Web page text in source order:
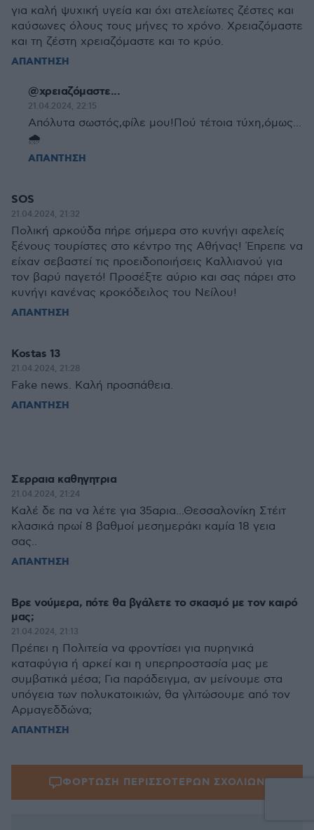
για καλή ψυχική υγεία και όχι ατελείωτες ζέστες και
καύσωνες όλους τους μήνες το χρόνο. Χρειαζόμαστε
και τη ζέστη χρειαζόμαστε και το κρύο.
ΑΠΑΝΤΗΣΗ
@χρειαζόμαστε...
21.04.2024, 22:15
Απόλυτα σωστός,φίλε μου!Πού τέτοια τύχη,όμως...
🌧
ΑΠΑΝΤΗΣΗ
SOS
21.04.2024, 21:32
Πολική αρκούδα πήρε σήμερα στο κυνήγι αφελείς
ξένους τουρίστες στο κέντρο της Αθήνας! Έπρεπε να
είχαν σεβαστεί τις προειδοποιήσεις Καλλιανού για
τον βαρύ παγετό! Προσέξτε αύριο και σας πάρει στο
κυνήγι κανένας κροκόδειλος του Νείλου!
ΑΠΑΝΤΗΣΗ
Kostas 13
21.04.2024, 21:28
Fake news. Καλή προσπάθεια.
ΑΠΑΝΤΗΣΗ
Σερραια καθηγητρια
21.04.2024, 21:24
Καλέ δε πα να λέτε για 35αρια...Θεσσαλονίκη Στέιτ
κλασικά πρωί 8 βαθμοί μεσημεράκι καμία 18 γεια
σας..
ΑΠΑΝΤΗΣΗ
Βρε νούμερα, πότε θα βγάλετε το σκασμό με τον καιρό
μας;
21.04.2024, 21:13
Πρέπει η Πολιτεία να φροντίσει για πυρηνικά
καταφύγια ή αρκεί και η υπερπροστασία μας με
συμβατικά μέσα; Για παράδειγμα, αν μείνουμε στα
υπόγεια των πολυκατοικιών, θα γλιτώσουμε από τον
Αρμαγεδδώνα;
ΑΠΑΝΤΗΣΗ
ΦΟΡΤΩΣΗ ΠΕΡΙΣΣΟΤΕΡΩΝ ΣΧΟΛΙΩΝ